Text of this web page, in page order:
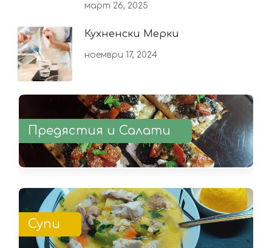
март 26, 2025
Кухненски Мерки
ноември 17, 2024
Предястия и Салати
Супи